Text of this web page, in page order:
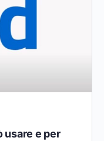
usare e per